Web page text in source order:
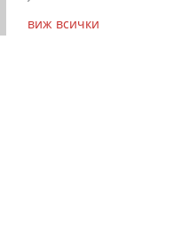
виж всички